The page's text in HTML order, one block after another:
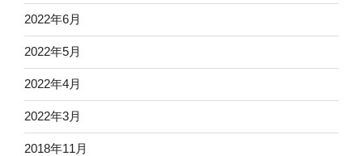
2022年6月
2022年5月
2022年4月
2022年3月
2018年11月